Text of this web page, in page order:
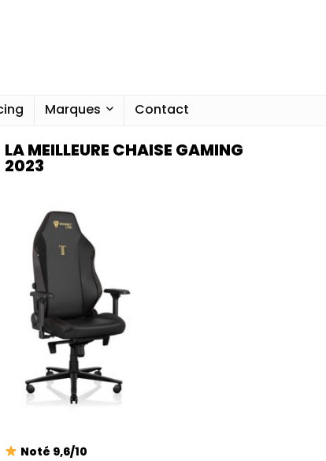
Marques Contact
LA MEILLEURE CHAISE GAMING
2023
Noté 9,6/10